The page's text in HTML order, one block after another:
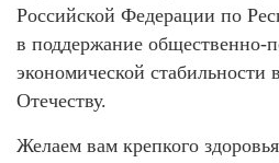
Российской Федерации по
в поддержание общественно-
экономической стабильности
Отечеству.
Желаем вам крепкого